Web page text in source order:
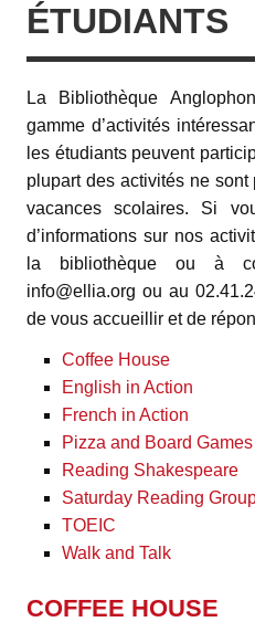
ÉTUDIANTS
La Bibliothèque
gamme d’activités
les étudiants peuvent
plupart des activités ne
vacances scolaires. Si
d’informations sur nos
la bibliothèque ou à
info@ellia.org ou au
de vous accueillir et de
Coffee House
English in Action
French in Action
Pizza and Board Games
Reading Shakespeare
Saturday Reading
TOEIC
Walk and Talk
COFFEE HOUSE